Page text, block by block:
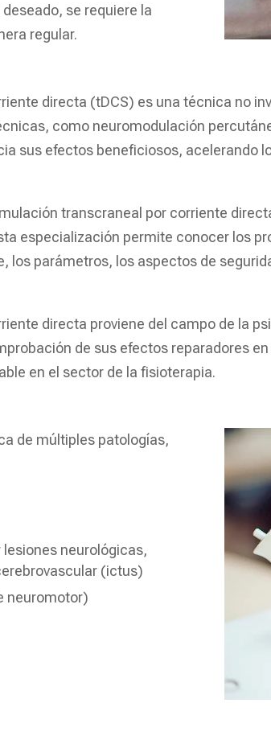
se requiere la
regular.
directa (tDCS) es una técnica no
como neuromodulación
sus efectos beneficiosos, acelerando
transcraneal por corriente
especialización permite conocer los
los parámetros, los aspectos de
directa proviene del campo de la
de sus efectos reparadores
en el sector de la fisioterapia.
de múltiples patologías,
neurológicas,
(ictus)
neuromotor)